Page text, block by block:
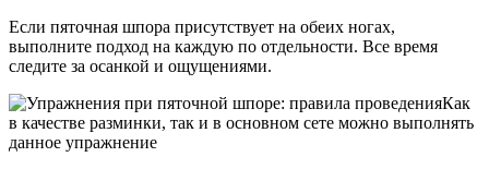
Если пяточная шпора присутствует на обеих ногах,
выполните подход на каждую по отдельности. Все время
следите за осанкой и ощущениями.
Как
в качестве разминки, так и в основном сете можно выполнять
данное упражнение